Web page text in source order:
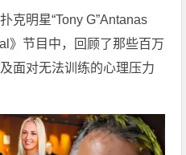
克明星“Tony G”Antanas
》节目中，回顾了那些百万
面对无法训练的心理压力